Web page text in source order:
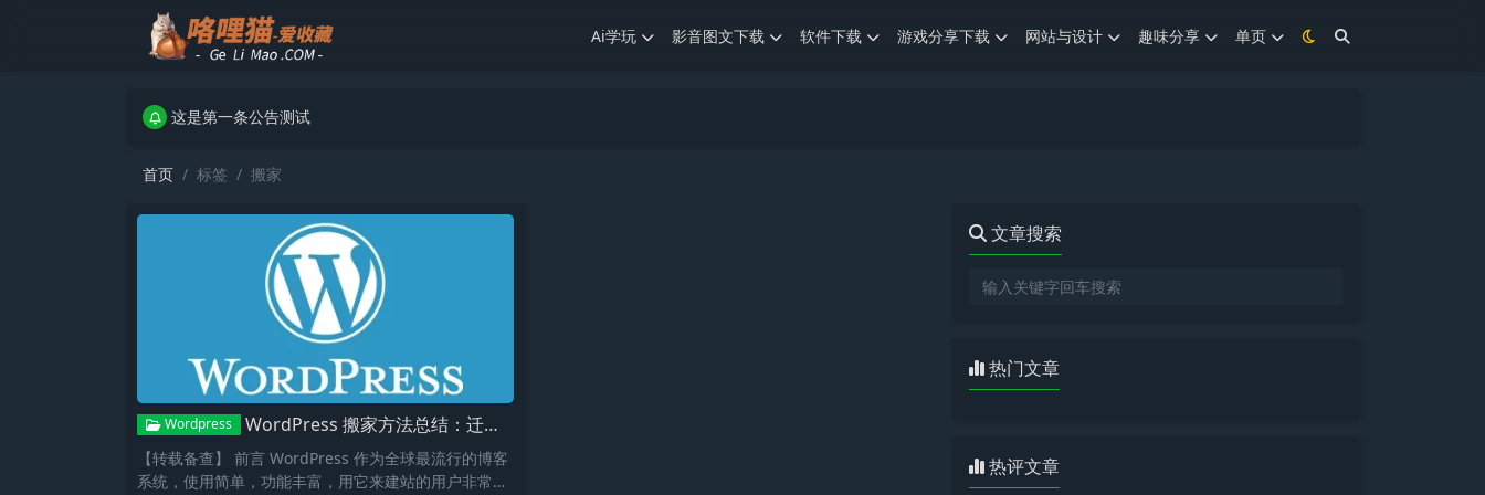
Ai学玩 影音图文下载 软件下载 游戏分享下载 网站与设计 趣味分享
单页
这是第一条公告测试
这是第一条公告测试
首页 标签 搬家
Wordpress WordPress 搬家方法总结：迁移主机和更换域名
【转载备查】 前言 WordPress 作为全球最流行的博客
系统，使用简单，功能丰富，用它来建站的用户非常
文章搜索
热门文章
热评文章